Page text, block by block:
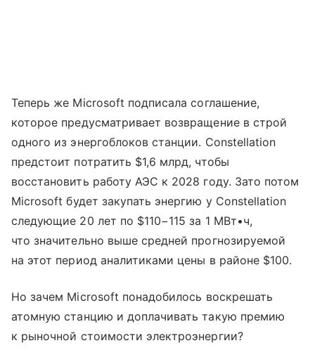
Теперь же Microsoft подписала соглашение,
которое предусматривает возвращение в строй
одного из энергоблоков станции. Constellation
предстоит потратить $1,6 млрд, чтобы
восстановить работу АЭС к 2028 году. Зато потом
Microsoft будет закупать энергию у Constellation
следующие 20 лет по $110−115 за 1 МВт•ч,
что значительно выше средней прогнозируемой
на этот период аналитиками цены в районе $100.
Но зачем Microsoft понадобилось воскрешать
атомную станцию и доплачивать такую премию
к рыночной стоимости электроэнергии?